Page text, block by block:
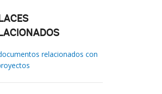
relacionados con